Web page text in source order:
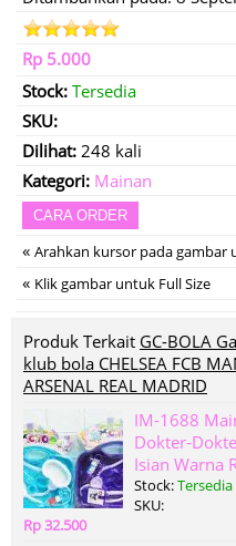
Rp 5.000
Stock: Tersedia
SKU:
Dilihat: 248 kali
Kategori: Mainan
CARA ORDER
« Arahkan kursor pada gambar
« Klik gambar untuk Full Size
Produk Terkait GC-BOLA
klub bola CHELSEA FCB
ARSENAL REAL MADRID
IM-1688
Dokter-
Isian Warna
Stock:Tersedia
SKU:
Rp 32.500